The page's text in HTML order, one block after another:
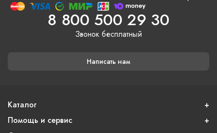
8 800 500 29 30
Звонок бесплатный
Написать нам
Каталог
Помощь и сервис